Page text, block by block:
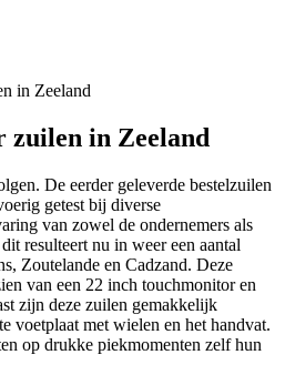
in Zeeland
in Zeeland
De eerder geleverde bestelzuilen
getest bij diverse
van zowel de ondernemers als
resulteert nu in weer een aantal
Zoutelande en Cadzand. Deze
van een 22 inch touchmonitor en
zijn deze zuilen gemakkelijk
voetplaat met wielen en het handvat.
op drukke piekmomenten zelf hun